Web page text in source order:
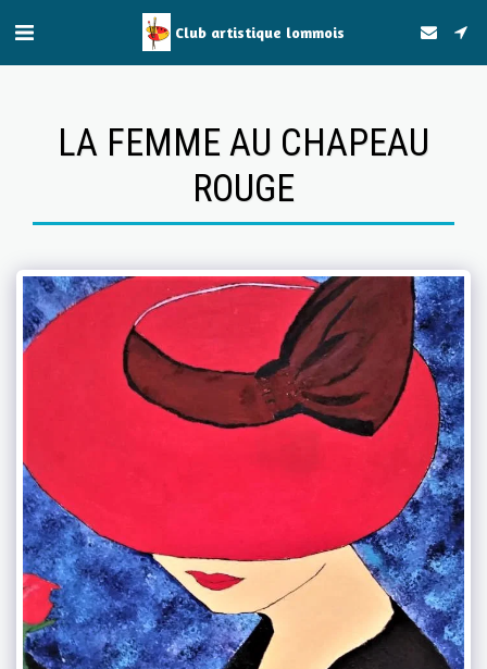
Club artistique lommois
LA FEMME AU CHAPEAU
ROUGE